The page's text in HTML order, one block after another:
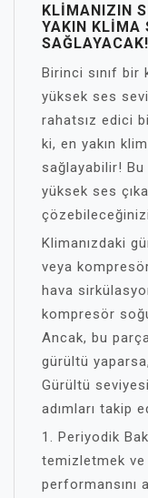
KLIMANIZIN
YAKIN KLIMA
SAĞLAYACAK!
Birinci sınıf
yüksek ses
rahatsız edici
ki, en yakın
sağlayabilir! Bu
yüksek ses
Klimanızdaki
veya
hava
kompresör
Ancak, bu
gürültü
Gürültü
adımları takip
1. Periyodik
temizletmek ve
performansını